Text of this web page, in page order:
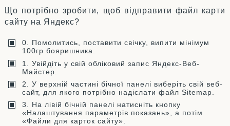
Що потрібно зробити, щоб відправити файл карти
сайту на Яндекс?
0. Помолитись, поставити свічку, випити мінімум
100гр бояришника.
1. Увійдіть у свій обліковий запис Яндекс-Веб-
Майстер.
2. У верхній частині бічної панелі виберіть свій веб-
сайт, для якого потрібно надіслати файл Sitemap.
3. На лівій бічній панелі натисніть кнопку
«Налаштування параметрів показань», а потім
«Файли для карток сайту».